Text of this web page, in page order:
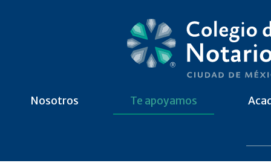
Nosotros Te apoyamos